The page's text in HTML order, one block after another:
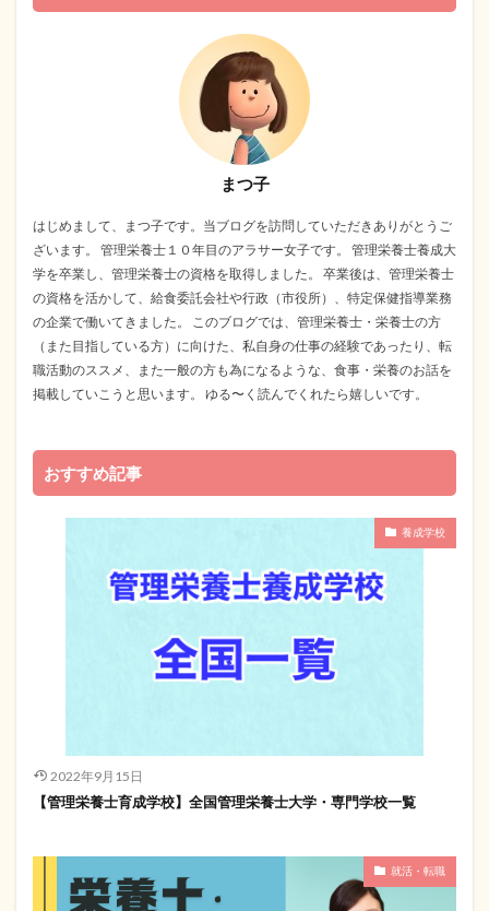
まつ子
はじめまして、まつ子です。当ブログを訪問していただきありがとうご
ざいます。 管理栄養士１０年目のアラサー女子です。 管理栄養士養成大
学を卒業し、管理栄養士の資格を取得しました。 卒業後は、管理栄養士
の資格を活かして、給食委託会社や行政（市役所）、特定保健指導業務
の企業で働いてきました。 このブログでは、管理栄養士・栄養士の方
（また目指している方）に向けた、私自身の仕事の経験であったり、転
職活動のススメ、また一般の方も為になるような、食事・栄養のお話を
掲載していこうと思います。 ゆる〜く読んでくれたら嬉しいです。
おすすめ記事
養成学校
2022年9月15日
【管理栄養士育成学校】全国管理栄養士大学・専門学校一覧
就活・転職